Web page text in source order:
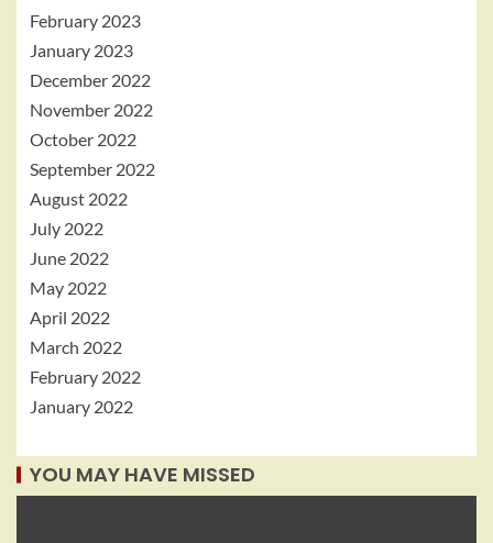
February 2023
January 2023
December 2022
November 2022
October 2022
September 2022
August 2022
July 2022
June 2022
May 2022
April 2022
March 2022
February 2022
January 2022
YOU MAY HAVE MISSED